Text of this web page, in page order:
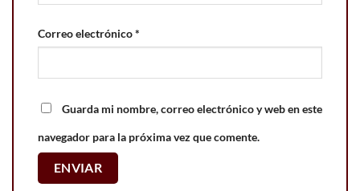
Correo electrónico*
Guarda mi nombre, correo electrónico y web en este
navegador para la próxima vez que comente.